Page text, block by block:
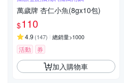
萬歲牌 杏仁小魚(8gx10包)
$110
4.9 (147) 總銷量>1000
活動 券
加入購物車